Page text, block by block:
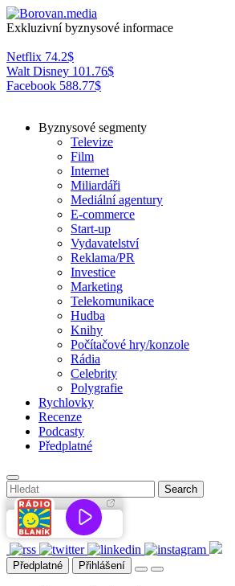
Exkluzivní byznysové informace
Netflix 74.2$
Walt Disney 101.76$
Facebook 588.77$
Byznysové segmenty
Televize
Film
Internet
Miliardáři
Mediální agentury
E-commerce
Start-up
Vydavatelství
Reklama/PR
Investice
Marketing
Telekomunikace
Hudba
Knihy
Počítačové hry/konzole
Rádia
Celebrity
Polygrafie
Rychlovky
Recenze
Podcasty
Předplatné
Předplatné Přihlášení